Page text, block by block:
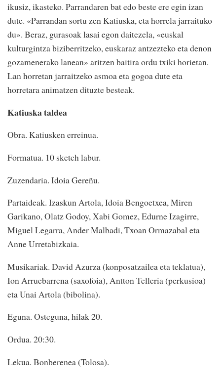
ikusiz, ikasteko. Parrandaren bat edo beste ere egin izan
dute. «Parrandan sortu zen Katiuska, eta horrela jarraituko
du». Beraz, gurasoak lasai egon daitezela, «euskal
kulturgintza biziberritzeko, euskaraz antzezteko eta denon
gozamenerako lanean» aritzen baitira ordu txiki horietan.
Lan horretan jarraitzeko asmoa eta gogoa dute eta
horretara animatzen dituzte besteak.
Katiuska taldea
Obra. Katiusken erreinua.
Formatua. 10 sketch labur.
Zuzendaria. Idoia Gereñu.
Partaideak. Izaskun Artola, Idoia Bengoetxea, Miren
Garikano, Olatz Godoy, Xabi Gomez, Edurne Izagirre,
Miguel Legarra, Ander Malbadi, Txoan Ormazabal eta
Anne Urretabizkaia.
Musikariak. David Azurza (konposatzailea eta teklatua),
Ion Arruebarrena (saxofoia), Antton Telleria (perkusioa)
eta Unai Artola (bibolina).
Eguna. Osteguna, hilak 20.
Ordua. 20:30.
Lekua. Bonberenea (Tolosa).